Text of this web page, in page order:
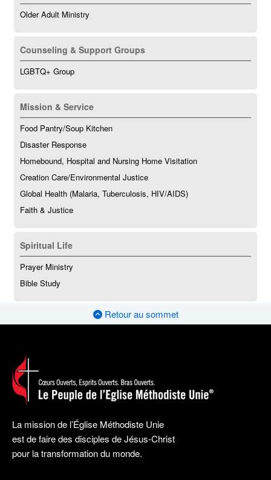
Older Adult Ministry
Counseling & Support Groups
LGBTQ+ Group
Mission & Service
Food Pantry/Soup Kitchen
Disaster Response
Homebound, Hospital and Nursing Home Visitation
Creation Care/Environmental Justice
Global Health (Malaria, Tuberculosis, HIV/AIDS)
Faith & Justice
Spiritual Life
Prayer Ministry
Bible Study
Retour au sommet
La mission de l’Église Méthodiste Unie
est de faire des disciples de Jésus-Christ
pour la transformation du monde.